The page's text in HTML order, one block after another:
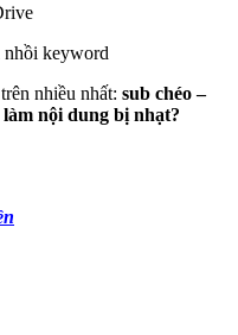
nhồi keyword
nhiều nhất: sub chéo –
nội dung bị nhạt?